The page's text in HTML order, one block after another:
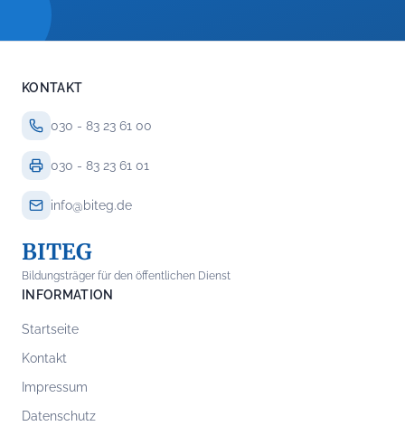
KONTAKT
030 - 83 23 61 00
030 - 83 23 61 01
info@biteg.de
BITEG
Bildungsträger für den öffentlichen Dienst
INFORMATION
Startseite
Kontakt
Impressum
Datenschutz